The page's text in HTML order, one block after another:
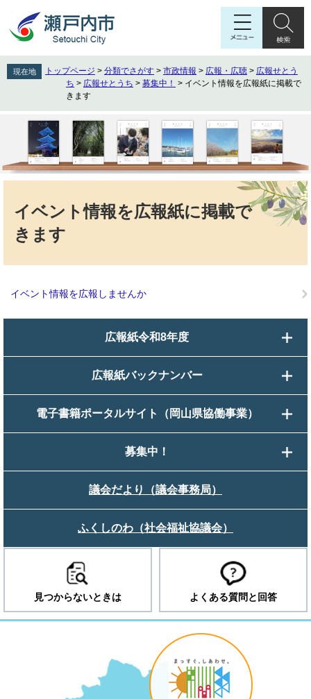
先
頭
す
を
飛
し
へ
現在地 トップページ > 分類でさがす > 市政情報 > 広報・広聴 > 広報せとう
ち > 広報せとうち > 募集中！ > イベント情報を広報紙に掲載で
きます
イベント情報を広報紙に掲載で
きます
イベント情報を広報しませんか
広報紙令和8年度
広報紙バックナンバー
電子書籍ポータルサイト（岡山県協働事業）
募集中！
議会だより（議会事務局）
ふくしのわ（社会福祉協議会）
見つからないときは よくある質問と回答